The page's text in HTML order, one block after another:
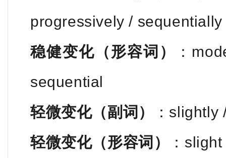
progressively / sequentially
稳健变化（形容词）
：
sequential
轻微变化（副词）
：
轻微变化（形容词）
：